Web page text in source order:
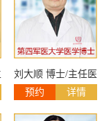
刘大顺 博士/主任医
预约 详情